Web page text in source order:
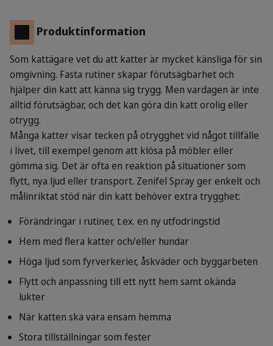
Produktinformation
Som kattägare vet du att katter är mycket känsliga för sin
omgivning. Fasta rutiner skapar förutsägbarhet och
hjälper din katt att känna sig trygg. Men vardagen är inte
alltid förutsägbar, och det kan göra din katt orolig eller
otrygg.
Många katter visar tecken på otrygghet vid något tillfälle
i livet, till exempel genom att klösa på möbler eller
gömma sig. Det är ofta en reaktion på situationer som
flytt, nya ljud eller transport. Zenifel Spray ger enkelt och
målinriktat stöd när din katt behöver extra trygghet:
Förändringar i rutiner, t.ex. en ny utfodringstid
Hem med flera katter och/eller hundar
Höga ljud som fyrverkerier, åskväder och byggarbeten
Flytt och anpassning till ett nytt hem samt okända
lukter
När katten ska vara ensam hemma
Stora tillställningar som fester